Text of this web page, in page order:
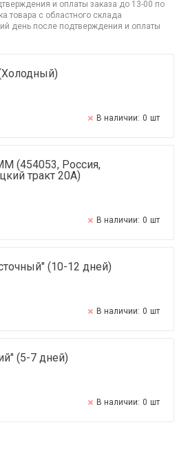
и оплаты заказа до 13-00 по
товара с областного склада
день после подтверждения и оплаты
В наличии: 0 шт
(454053, Россия,
тракт 20А)
В наличии: 0 шт
(10-12 дней)
В наличии: 0 шт
(5-7 дней)
В наличии: 0 шт